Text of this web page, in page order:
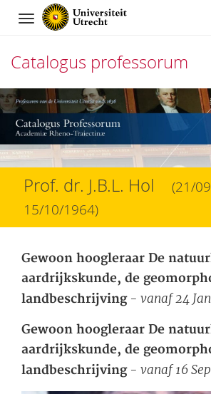
Navigation
Catalogus professorum
Direct
naar
het
inhoud
Prof. dr. J.B.L. Hol
(21/
15/10/1964)
Gewoon hoogleraar De
aardrijkskunde, de
landbeschrijving- vanaf 24
Gewoon hoogleraar De
aardrijkskunde, de
landbeschrijving- vanaf 16